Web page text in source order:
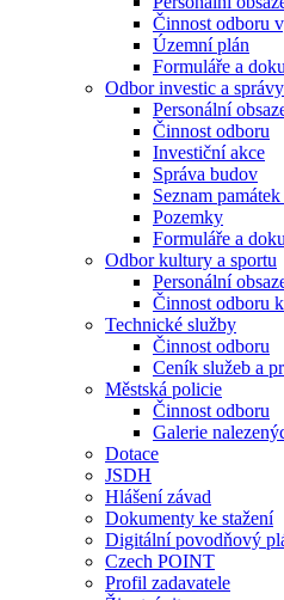
Činnost odboru
Územní plán
Formuláře a
Odbor investic a
Personální
Činnost odboru
Investiční akce
Správa budov
Seznam
Pozemky
Formuláře a
Odbor kultury a sportu
Personální
Činnost odboru
Technické služby
Činnost odboru
Ceník služeb a
Městská policie
Činnost odboru
Galerie
Dotace
JSDH
Hlášení závad
Dokumenty ke stažení
Digitální povodňový
Czech POINT
Profil zadavatele